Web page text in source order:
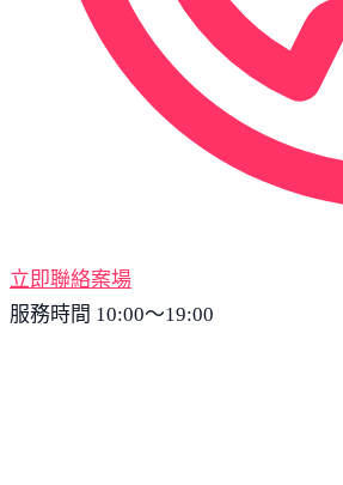
立即聯絡案場
服務時間 10:00～19:00